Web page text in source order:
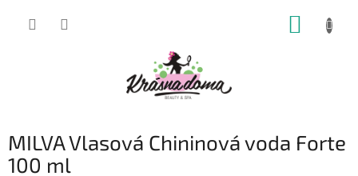
MILVA Vlasová Chininová voda Forte
100 ml